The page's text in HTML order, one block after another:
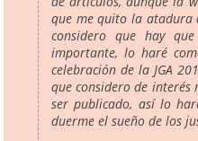
que me quito la atadura
considero que hay
importante, lo haré
celebración de la JGA
que considero de interés
ser publicado, así lo
duerme el sueño de los